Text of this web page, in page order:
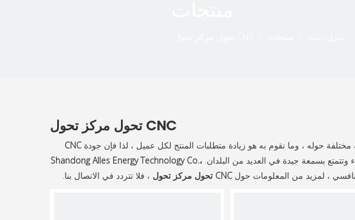
CNC تحول مركز تحول
حوله ، وما نقوم به هو زيادة متطلبات المنتج لكل عميل ، لذا فإن جودة CNC
بسمعة جيدة في العديد من البلدان. Shandong Alles Energy Technology Co.،
، لمزيد من المعلومات حول CNC تحول مركز تحول ، فلا تتردد في الاتصال بنا.